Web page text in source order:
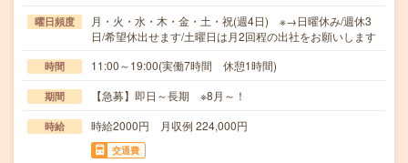
曜日頻度
月・火・水・木・金・土・祝(週4日) ※→日曜休み/週休3
日/希望休出せます/土曜日は月2回程の出社をお願いします
時間 11:00～19:00(実働7時間 休憩1時間)
期間 【急募】即日～長期 ※8月～！
時給 時給2000円 月収例 224,000円
交通費